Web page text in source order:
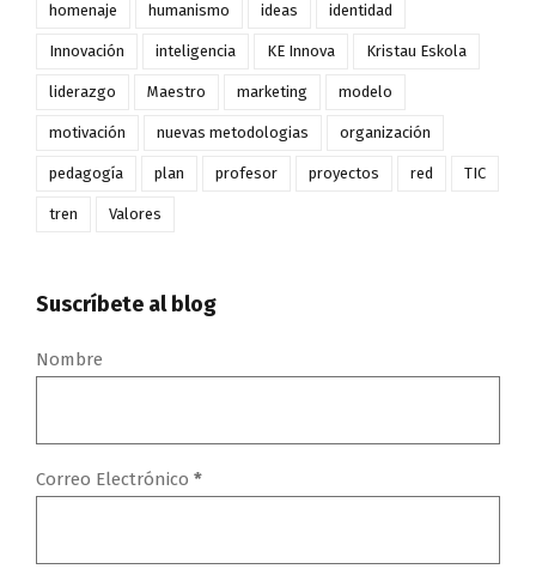
homenaje humanismo ideas identidad
Innovación inteligencia KE Innova Kristau Eskola
liderazgo Maestro marketing modelo
motivación nuevas metodologias organización
pedagogía plan profesor proyectos red TIC
tren Valores
Suscríbete al blog
Nombre
Correo Electrónico *